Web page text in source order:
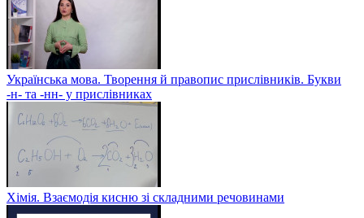
Українська мова. Творення й правопис прислівників. Букви
-н- та -нн- у прислівниках
Хімія. Взаємодія кисню зі складними речовинами